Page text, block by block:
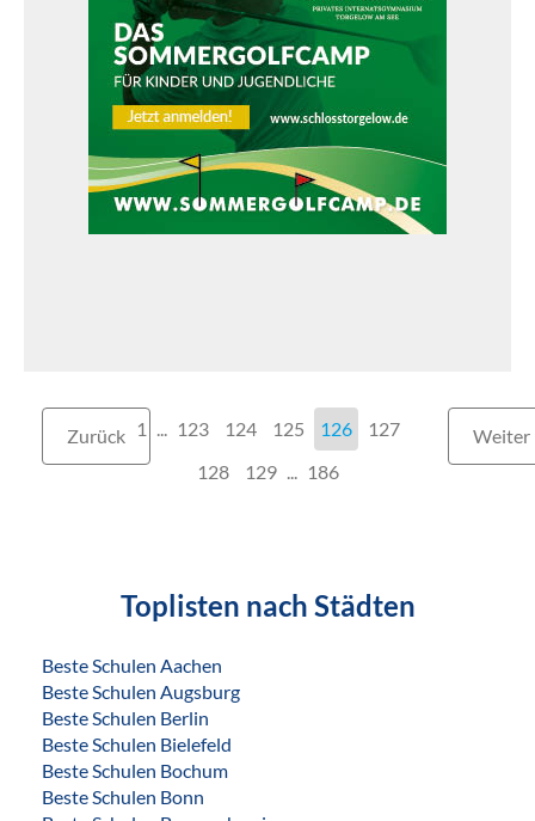
Zurück 1 123 124 125 126
127
128
129 186
Weiter
Toplisten nach Städten
Beste Schulen Aachen
Beste Schulen Augsburg
Beste Schulen Berlin
Beste Schulen Bielefeld
Beste Schulen Bochum
Beste Schulen Bonn